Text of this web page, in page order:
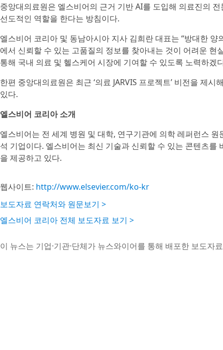
중앙대의료원은 엘스비어의 근거 기반 AI를 도입해 의료진의
선도적인 역할을 한다는 방침이다.
엘스비어 코리아 및 동남아시아 지사 김희란 대표는 “방대한
에서 신뢰할 수 있는 고품질의 정보를 찾아내는 것이 어려운 현
통해 국내 의료 및 헬스케어 시장에 기여할 수 있도록 노력하겠
한편 중앙대의료원은 최근 ‘의료 JARVIS 프로젝트’ 비전을 제
있다.
엘스비어 코리아 소개
엘스비어는 전 세계 병원 및 대학, 연구기관에 의학 레퍼런스
석 기업이다. 엘스비어는 최신 기술과 신뢰할 수 있는 콘텐츠
을 제공하고 있다.
웹사이트: http://www.elsevier.com/ko-kr
보도자료 연락처와 원문보기 >
엘스비어 코리아 전체 보도자료 보기 >
이 뉴스는 기업·기관·단체가 뉴스와이어를 통해 배포한 보도자